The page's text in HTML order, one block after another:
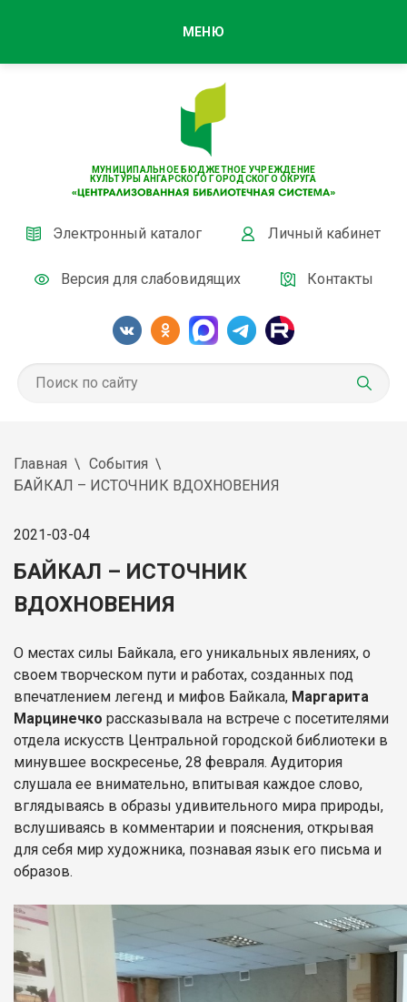
МУНИЦИПАЛЬНОЕ БЮДЖЕТНОЕ УЧРЕЖДЕНИЕ
КУЛЬТУРЫ АНГАРСКОГО ГОРОДСКОГО ОКРУГА
Электронный каталог Личный кабинет
Версия для слабовидящих Контакты
МЕНЮ
Главная
События
БАЙКАЛ – ИСТОЧНИК ВДОХНОВЕНИЯ
2021-03-04
БАЙКАЛ – ИСТОЧНИК
ВДОХНОВЕНИЯ
О местах силы Байкала, его уникальных явлениях, о
своем творческом пути и работах, созданных под
впечатлением легенд и мифов Байкала, Маргарита
Марцинечко рассказывала на встрече с посетителями
отдела искусств Центральной городской библиотеки в
минувшее воскресенье, 28 февраля. Аудитория
слушала ее внимательно, впитывая каждое слово,
вглядываясь в образы удивительного мира природы,
вслушиваясь в комментарии и пояснения, открывая
для себя мир художника, познавая язык его письма и
образов.